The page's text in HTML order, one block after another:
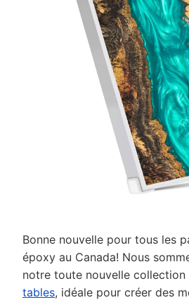
Bonne nouvelle pour tous les
époxy au Canada! Nous
notre toute nouvelle collection
tables, idéale pour créer des